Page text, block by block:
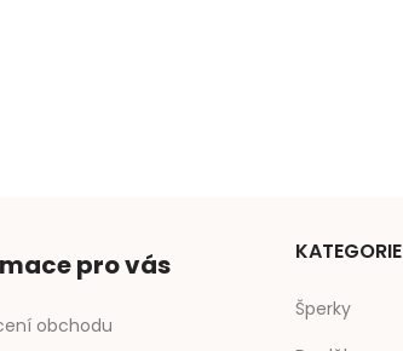
pro vás
obchodu
KATEGORIE
Šperky